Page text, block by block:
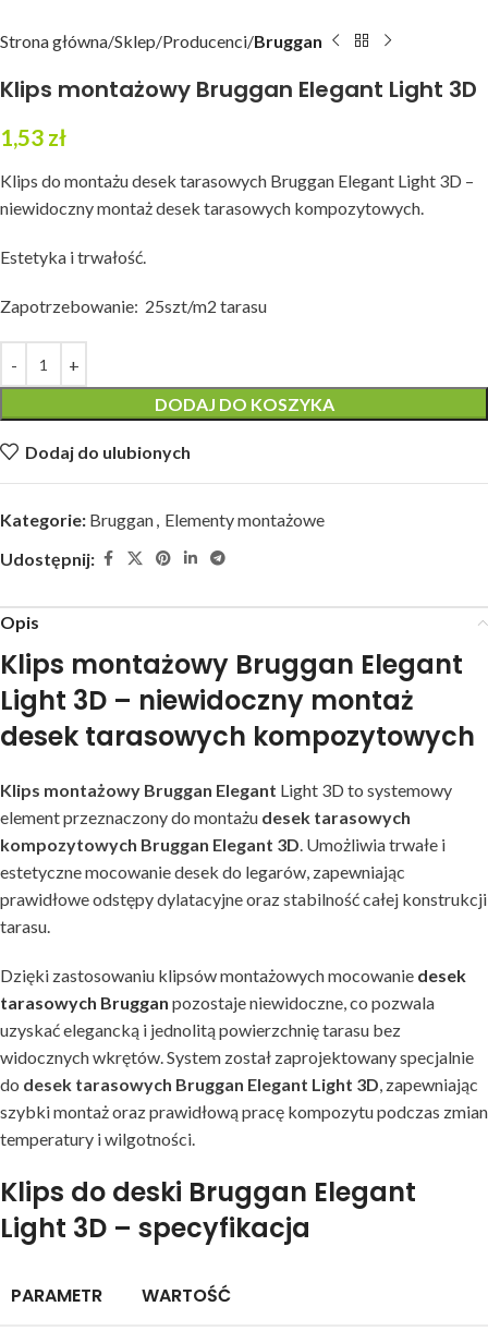
Strona główna Sklep Producenci Bruggan
Klips montażowy Bruggan Elegant Light 3D
1,53 zł
Klips do montażu desek tarasowych Bruggan Elegant Light 3D –
niewidoczny montaż desek tarasowych kompozytowych.
Estetyka i trwałość.
Zapotrzebowanie: 25szt/m2 tarasu
DODAJ DO KOSZYKA
Dodaj do ulubionych
Kategorie: Bruggan, Elementy montażowe
Udostępnij:
Opis
Klips montażowy Bruggan Elegant
Light 3D – niewidoczny montaż
desek tarasowych kompozytowych
Klips montażowy Bruggan Elegant Light 3D to systemowy
element przeznaczony do montażu desek tarasowych
kompozytowych Bruggan Elegant 3D. Umożliwia trwałe i
estetyczne mocowanie desek do legarów, zapewniając
prawidłowe odstępy dylatacyjne oraz stabilność całej konstrukcji
tarasu.
Dzięki zastosowaniu klipsów montażowych mocowanie desek
tarasowych Bruggan pozostaje niewidoczne, co pozwala
uzyskać elegancką i jednolitą powierzchnię tarasu bez
widocznych wkrętów. System został zaprojektowany specjalnie
do desek tarasowych Bruggan Elegant Light 3D, zapewniając
szybki montaż oraz prawidłową pracę kompozytu podczas zmian
temperatury i wilgotności.
Klips do deski Bruggan Elegant
Light 3D – specyfikacja
PARAMETR WARTOŚĆ